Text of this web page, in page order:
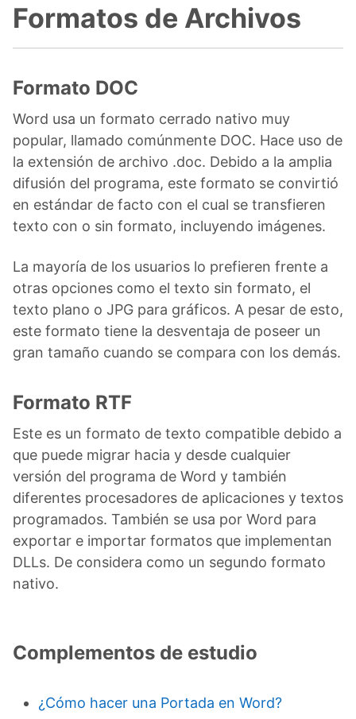
Formatos de Archivos
Formato DOC
Word usa un formato cerrado nativo muy
popular, llamado comúnmente DOC. Hace uso de
la extensión de archivo .doc. Debido a la amplia
difusión del programa, este formato se convirtió
en estándar de facto con el cual se transfieren
texto con o sin formato, incluyendo imágenes.
La mayoría de los usuarios lo prefieren frente a
otras opciones como el texto sin formato, el
texto plano o JPG para gráficos. A pesar de esto,
este formato tiene la desventaja de poseer un
gran tamaño cuando se compara con los demás.
Formato RTF
Este es un formato de texto compatible debido a
que puede migrar hacia y desde cualquier
versión del programa de Word y también
diferentes procesadores de aplicaciones y textos
programados. También se usa por Word para
exportar e importar formatos que implementan
DLLs. De considera como un segundo formato
nativo.
Complementos de estudio
¿Cómo hacer una Portada en Word?